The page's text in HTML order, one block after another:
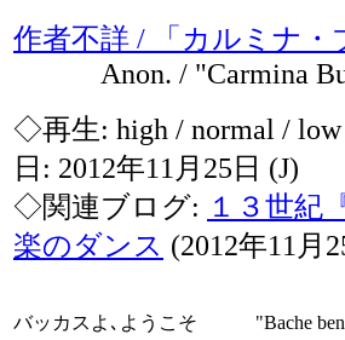
作者不詳 / 「カルミナ・
Anon. / "Carmina
◇再生: high / normal / low
日: 2012年11月25日 (J)
◇関連ブログ: １３世紀
楽のダンス (2012年11月
バッカスよ､ようこそ "Bache bene